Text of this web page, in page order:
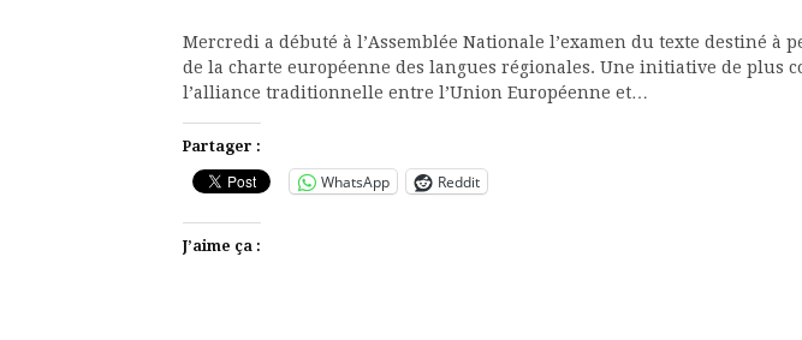
Mercredi a débuté à l’Assemblée Nationale l’examen du texte destiné à
de la charte européenne des langues régionales. Une initiative de plus
l’alliance traditionnelle entre l’Union Européenne et…
Partager :
WhatsApp Reddit
J’aime ça :